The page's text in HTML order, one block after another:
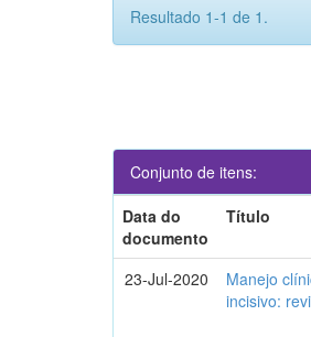
Resultado 1-1 de 1.
Conjunto de itens:
Data do
documento
Título
23-Jul-2020
Manejo
incisivo: